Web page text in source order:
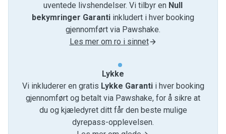
uventede livshendelser. Vi tilbyr en Null
bekymringer Garanti inkludert i hver booking
gjennomført via Pawshake.
Les mer om ro i sinnet
Lykke
Vi inkluderer en gratis Lykke Garantii hver booking
gjennomført og betalt via Pawshake, for å sikre at
du og kjæledyret ditt får den beste mulige
dyrepass-opplevelsen.